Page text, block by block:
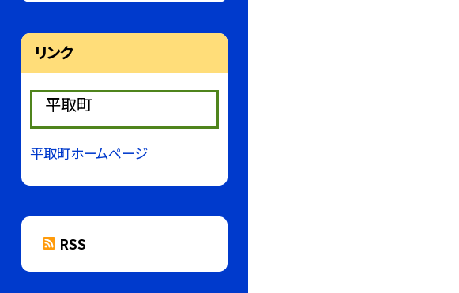
リンク
平取町
平取町ホームページ
RSS